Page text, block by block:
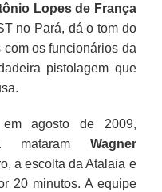
Lopes de França
no Pará, dá o tom do
os funcionários da
pistolagem que
em agosto de 2009,
mataram Wagner
a escolta da Atalaia e
20 minutos. A equipe